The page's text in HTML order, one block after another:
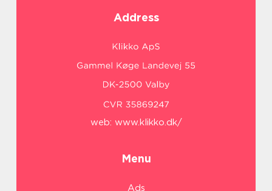
Address
web: www.klikko.dk/
Menu
Ads